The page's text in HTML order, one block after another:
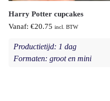
Harry Potter cupcakes
Vanaf:€20.75 incl. BTW
Productietijd: 1 dag
Formaten: groot en mini